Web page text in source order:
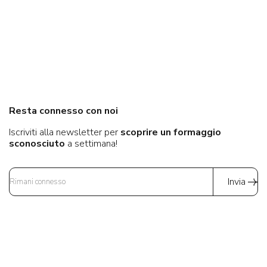
Resta connesso con noi
Iscriviti alla newsletter per scoprire un formaggio
sconosciuto a settimana!
Invia